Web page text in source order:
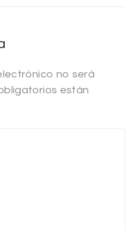
no será
están